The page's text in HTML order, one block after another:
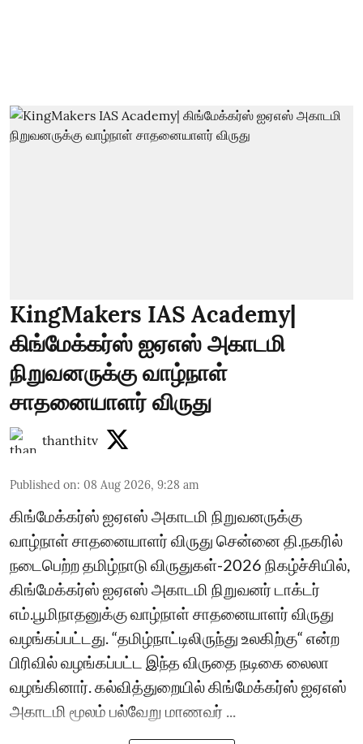
KingMakers IAS Academy|
கிங்மேக்கர்ஸ் ஐஏஎஸ் அகாடமி
நிறுவனருக்கு வாழ்நாள்
சாதனையாளர் விருது
thanthitv
Published on: 08 Aug 2026, 9:28 am
கிங்மேக்கர்ஸ் ஐஏஎஸ் அகாடமி நிறுவனருக்கு
வாழ்நாள் சாதனையாளர் விருது சென்னை தி.நகரில்
நடைபெற்ற தமிழ்நாடு விருதுகள்-2026 நிகழ்ச்சியில்,
கிங்மேக்கர்ஸ் ஐஏஎஸ் அகாடமி நிறுவனர் டாக்டர்
எம்.பூமிநாதனுக்கு வாழ்நாள் சாதனையாளர் விருது
வழங்கப்பட்டது. “தமிழ்நாட்டிலிருந்து உலகிற்கு“ என்ற
பிரிவில் வழங்கப்பட்ட இந்த விருதை நடிகை லைலா
வழங்கினார். கல்வித்துறையில் கிங்மேக்கர்ஸ் ஐஏஎஸ்
அகாடமி மூலம் பல்வேறு மாணவர் ...